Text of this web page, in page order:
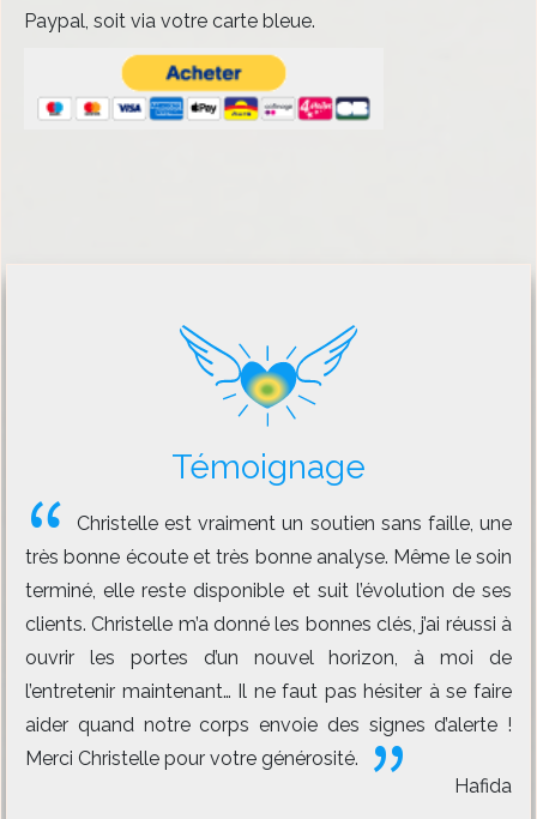
Paypal, soit via votre carte bleue.
Témoignage
Christelle est vraiment un soutien sans faille, une
très bonne écoute et très bonne analyse. Même le soin
terminé, elle reste disponible et suit l’évolution de ses
clients. Christelle m’a donné les bonnes clés, j’ai réussi à
ouvrir les portes d’un nouvel horizon, à moi de
l’entretenir maintenant… Il ne faut pas hésiter à se faire
aider quand notre corps envoie des signes d’alerte !
Merci Christelle pour votre générosité.
Hafida